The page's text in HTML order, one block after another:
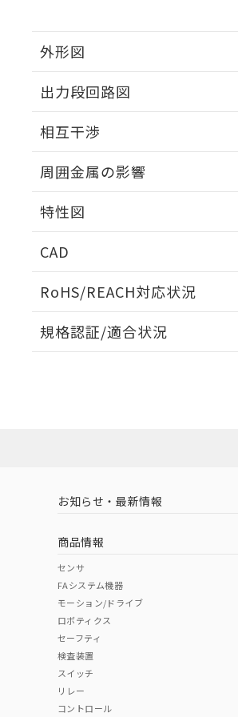
外形図
出力段回路図
相互干渉
A: 120mm以上、B: 70mm以上
周囲金属の影響
特性図
検出領域
CAD
RoHS/REACH対応状況
規格認証/適合状況
（イギリス
（ノルウェー
お知らせ・最新情報
商品情報
センサ
FAシステム機器
モーション/ドライブ
ロボティクス
セーフティ
検査装置
スイッチ
リレー
コントロール